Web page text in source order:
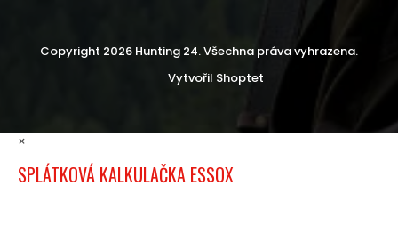
Vytvořil Shoptet
Copyright 2026 Hunting 24. Všechna práva vyhrazena.
×
SPLÁTKOVÁ KALKULAČKA ESSOX